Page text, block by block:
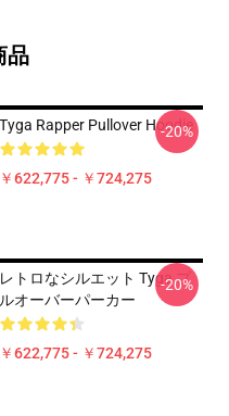
品
Tyga Rapper Pullover Hoodie
￥622,775 - ￥724,275
-20%
レトロなシルエット Tyga プ
ルオーバーパーカー
￥622,775 - ￥724,275
-20%